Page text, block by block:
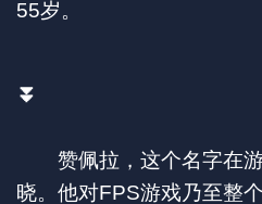
55岁。
⏬
赞佩拉，这个名字在游
晓。他对FPS游戏乃至整